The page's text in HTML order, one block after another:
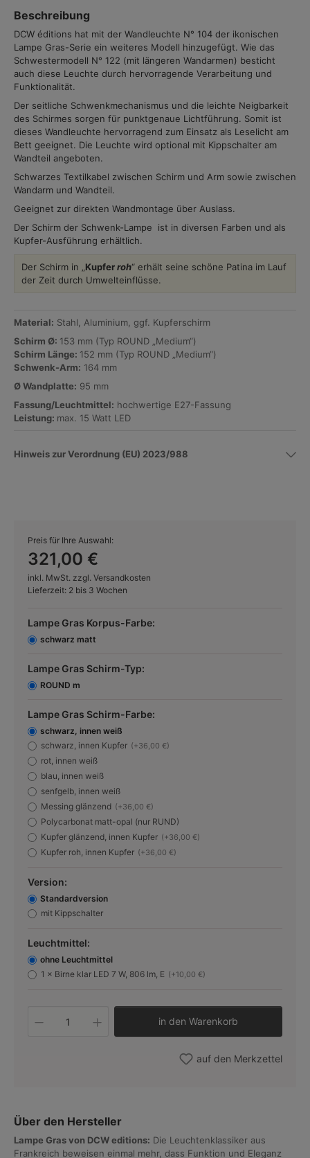
Beschreibung
DCW éditions hat mit der Wandleuchte N° 104 der ikonischen
Lampe Gras-Serie ein weiteres Modell hinzugefügt. Wie das
Schwestermodell N° 122 (mit längeren Wandarmen) besticht
auch diese Leuchte durch hervorragende Verarbeitung und
Funktionalität.
Der seitliche Schwenkmechanismus und die leichte Neigbarkeit
des Schirmes sorgen für punktgenaue Lichtführung. Somit ist
dieses Wandleuchte hervorragend zum Einsatz als Leselicht am
Bett geeignet. Die Leuchte wird optional mit Kippschalter am
Wandteil angeboten.
Schwarzes Textilkabel zwischen Schirm und Arm sowie zwischen
Wandarm und Wandteil.
Geeignet zur direkten Wandmontage über Auslass.
Der Schirm der Schwenk-Lampe ist in diversen Farben und als
Kupfer-Ausführung erhältlich.
Der Schirm in „ Kupferroh“ erhält seine schöne Patina im Lauf
der Zeit durch Umwelteinflüsse.
Material: Stahl, Aluminium, ggf. Kupferschirm
Schirm Ø: 153 mm (Typ ROUND „Medium“)
Schirm Länge: 152 mm (Typ ROUND „Medium“)
Schwenk-Arm: 164 mm
Ø Wandplatte: 95 mm
Fassung/Leuchtmittel: hochwertige E27-Fassung
Leistung: max. 15 Watt LED
Hinweis zur Verordnung (EU) 2023/988
Preis für Ihre Auswahl:
321,00 €
inkl. MwSt. zzgl. Versandkosten
Lieferzeit: 2 bis 3 Wochen
Lampe Gras Korpus-Farbe:
schwarz matt
Lampe Gras Schirm-Typ:
ROUND m
Lampe Gras Schirm-Farbe:
schwarz, innen weiß
schwarz, innen Kupfer (+36,00 €)
rot, innen weiß
blau, innen weiß
senfgelb, innen weiß
Messing glänzend (+36,00 €)
Polycarbonat matt-opal (nur RUND)
Kupfer glänzend, innen Kupfer (+36,00 €)
Kupfer roh, innen Kupfer (+36,00 €)
Version:
Standardversion
mit Kippschalter
Leuchtmittel:
ohne Leuchtmittel
1 × Birne klar LED 7 W, 806 lm, E (+10,00 €)
Produkt Anzahl: Gib den
in den Warenkorb
auf den Merkzettel
Über den Hersteller
Lampe Gras von DCW editions: Die Leuchtenklassiker aus
Frankreich beweisen einmal mehr, dass Funktion und Eleganz